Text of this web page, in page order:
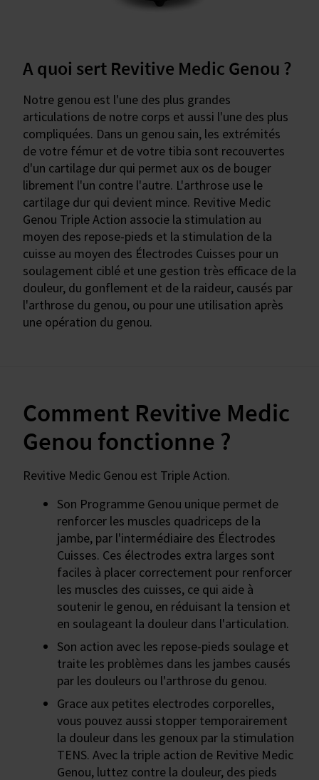
A quoi sert Revitive Medic Genou ?
Notre genou est l'une des plus grandes
articulations de notre corps et aussi l'une des plus
compliquées. Dans un genou sain, les extrémités
de votre fémur et de votre tibia sont recouvertes
d'un cartilage dur qui permet aux os de bouger
librement l'un contre l'autre. L'arthrose use le
cartilage dur qui devient mince. Revitive Medic
Genou Triple Action associe la stimulation au
moyen des repose-pieds et la stimulation de la
cuisse au moyen des Électrodes Cuisses pour un
soulagement ciblé et une gestion très efficace de la
douleur, du gonflement et de la raideur, causés par
l'arthrose du genou, ou pour une utilisation après
une opération du genou.
Comment Revitive Medic
Genou fonctionne ?
Revitive Medic Genou est Triple Action.
Son Programme Genou unique permet de
renforcer les muscles quadriceps de la
jambe, par l'intermédiaire des Électrodes
Cuisses. Ces électrodes extra larges sont
faciles à placer correctement pour renforcer
les muscles des cuisses, ce qui aide à
soutenir le genou, en réduisant la tension et
en soulageant la douleur dans l'articulation.
Son action avec les repose-pieds soulage et
traite les problèmes dans les jambes causés
par les douleurs ou l'arthrose du genou.
Grace aux petites electrodes corporelles,
vous pouvez aussi stopper temporairement
la douleur dans les genoux par la stimulation
TENS. Avec la triple action de Revitive Medic
Genou, luttez contre la douleur, des pieds